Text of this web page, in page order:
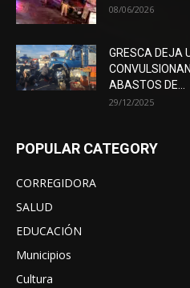
08/06/2026
GRESCA DEJA
ABASTOS DE...
29/12/2025
POPULAR CATEGORY
CORREGIDORA
SALUD
EDUCACIÓN
Municipios
Cultura